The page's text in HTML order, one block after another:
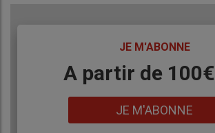
JE M'ABONNE
BodyA partir de
JE M'ABONNE